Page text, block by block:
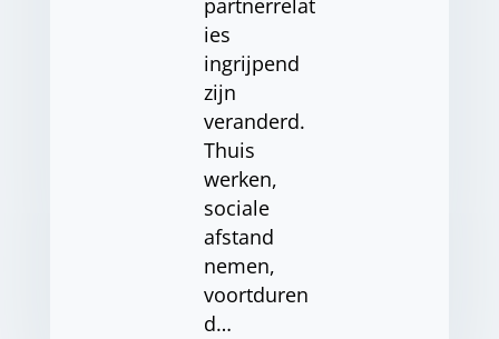
partnerrelat
ies
ingrijpend
zijn
veranderd.
Thuis
werken,
sociale
afstand
nemen,
voortduren
d…